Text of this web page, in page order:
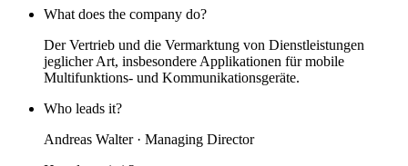
What does the company do?
Der Vertrieb und die Vermarktung von Dienstleistungen
jeglicher Art, insbesondere Applikationen für mobile
Multifunktions- und Kommunikationsgeräte.
Who leads it?
Andreas Walter · Managing Director